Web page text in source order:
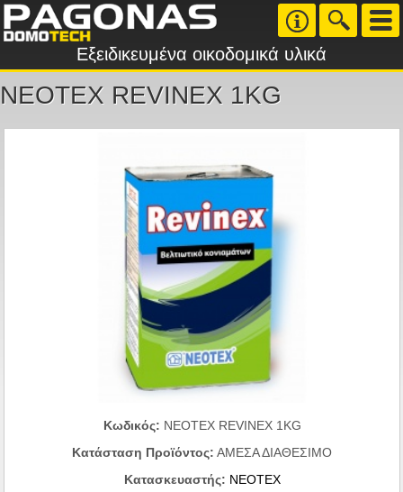
Εξειδικευμένα οικοδομικά υλικά
ΝΕΟΤΕΧ REVINEX 1KG
Κωδικός: ΝΕΟΤΕΧ REVINEX 1KG
Κατάσταση Προϊόντος: ΑΜΕΣΑ ΔΙΑΘΕΣΙΜΟ
Κατασκευαστής: NEOTEX